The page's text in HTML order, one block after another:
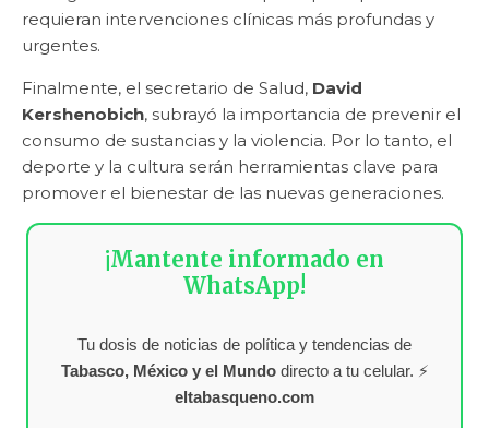
requieran intervenciones clínicas más profundas y
urgentes.
Finalmente, el secretario de Salud, David
Kershenobich, subrayó la importancia de prevenir el
consumo de sustancias y la violencia. Por lo tanto, el
deporte y la cultura serán herramientas clave para
promover el bienestar de las nuevas generaciones.
¡Mantente informado en
WhatsApp!
Tu dosis de noticias de política y tendencias de
Tabasco, México y el Mundodirecto a tu celular. ⚡
eltabasqueno.com